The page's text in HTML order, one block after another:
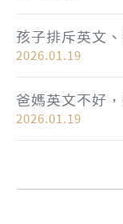
孩子排斥英文
2026.01.19
爸媽英文不好
2026.01.19